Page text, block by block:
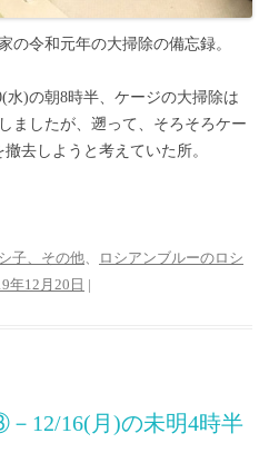
令和元年の大掃除の備忘録。
水)の朝8時半、ケージの大掃除は
ましたが、遡って、そろそろケー
去しようと考えていた所。
子、その他、
ロシアンブルーのロシ
年12月20日 |
12/16(月)の未明4時半